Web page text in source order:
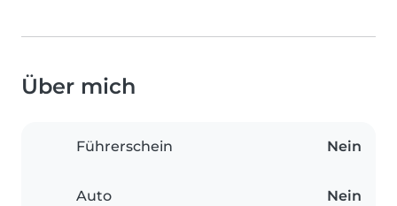
Über mich
Führerschein Nein
Auto Nein